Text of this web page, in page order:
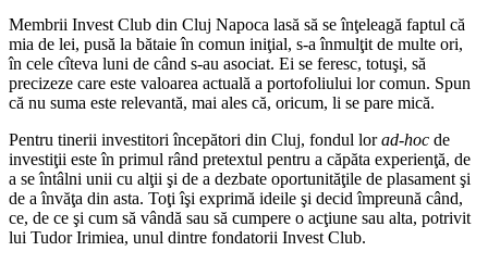
Membrii Invest Club din Cluj Napoca lasă să se înţeleagă faptul că
mia de lei, pusă la bătaie în comun iniţial, s-a înmulţit de multe ori,
în cele cîteva luni de când s-au asociat. Ei se feresc, totuşi, să
precizeze care este valoarea actuală a portofoliului lor comun. Spun
că nu suma este relevantă, mai ales că, oricum, li se pare mică.
Pentru tinerii investitori începători din Cluj, fondul lorad-hoc de
investiţii este în primul rând pretextul pentru a căpăta experienţă, de
a se întâlni unii cu alţii şi de a dezbate oportunităţile de plasament şi
de a învăţa din asta. Toţi îşi exprimă ideile şi decid împreună când,
ce, de ce şi cum să vândă sau să cumpere o acţiune sau alta, potrivit
lui Tudor Irimiea, unul dintre fondatorii Invest Club.